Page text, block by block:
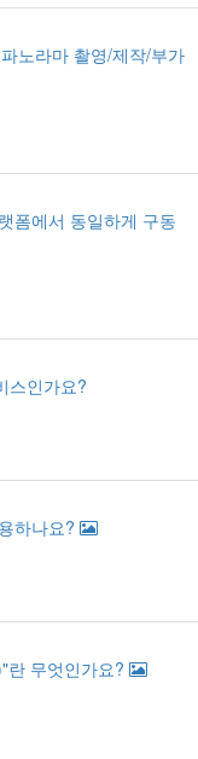
노라마 촬영/제작/부가
폼에서 동일하게 구동
스인가요?
하나요?
란 무엇인가요?